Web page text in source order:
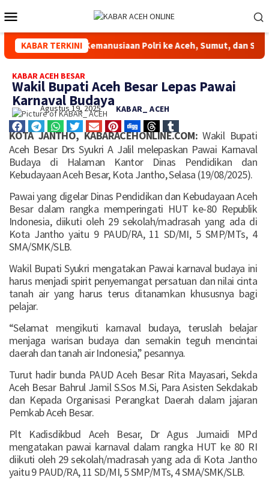
KABAR TERKINI
Sumut, dan Sumbar Kapolda Aceh Hadiri
KABAR ACEH BESAR
Wakil Bupati Aceh Besar Lepas Pawai
Karnaval Budaya KABAR_ ACEH
Agustus 19, 2025
KOTA JANTHO, KABARACEHONLINE.COM: Wakil Bupati
Aceh Besar Drs Syukri A Jalil melepaskan Pawai Karnaval
Budaya di Halaman Kantor Dinas Pendidikan dan
Kebudayaan Aceh Besar, Kota Jantho, Selasa (19/08/2025).
Pawai yang digelar Dinas Pendidikan dan Kebudayaan Aceh
Besar dalam rangka memperingati HUT ke-80 Republik
Indonesia, diikuti oleh 29 sekolah/madrasah yang ada di
Kota Jantho yaitu 9 PAUD/RA, 11 SD/MI, 5 SMP/MTs, 4
SMA/SMK/SLB.
Wakil Bupati Syukri mengatakan Pawai karnaval budaya ini
harus menjadi spirit penyemangat persatuan dan nilai cinta
tanah air yang harus terus ditanamkan khususnya bagi
pelajar.
“Selamat mengikuti karnaval budaya, teruslah belajar
menjaga warisan budaya dan semakin teguh mencintai
daerah dan tanah air Indonesia,” pesannya.
Turut hadir bunda PAUD Aceh Besar Rita Mayasari, Sekda
Aceh Besar Bahrul Jamil S.Sos M.Si, Para Asisten Sekdakab
dan Kepada Organisasi Perangkat Daerah dalam jajaran
Pemkab Aceh Besar.
Plt Kadisdikbud Aceh Besar, Dr Agus Jumaidi MPd
mengatakan pawai karnaval dalam rangka HUT ke 80 RI
diikuti oleh 29 sekolah/madrasah yang ada di Kota Jantho
yaitu 9 PAUD/RA, 11 SD/MI, 5 SMP/MTs, 4 SMA/SMK/SLB.